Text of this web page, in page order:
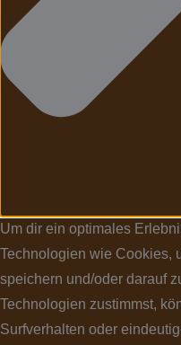
Um dir ein optimales
Technologien wie Cookies,
speichern und/oder darauf
Technologien zustimmst,
Surfverhalten oder